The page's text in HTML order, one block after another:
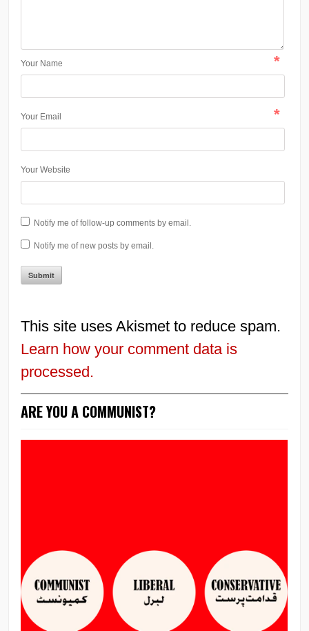
Your Name *
Your Email *
Your Website
Notify me of follow-up comments by email.
Notify me of new posts by email.
This site uses Akismet to reduce spam.
Learn how your comment data is
processed.
ARE YOU A COMMUNIST?